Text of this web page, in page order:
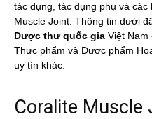
tác dụng, tác dụng phụ và
Muscle Joint. Thông tin dưới
Dược thư quốc gia Việt Nam
Thực phẩm và Dược phẩm
uy tín khác.
Coralite Muscle